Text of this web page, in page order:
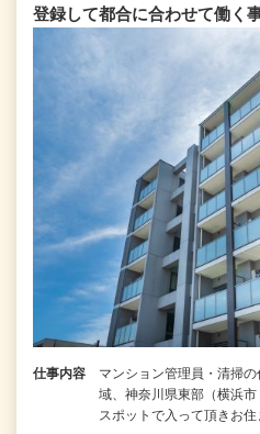
登録して都合に合わせて働く
仕事内容
マンション管理員・清掃
域、神奈川県東部（横浜
スポットで入って頂きお